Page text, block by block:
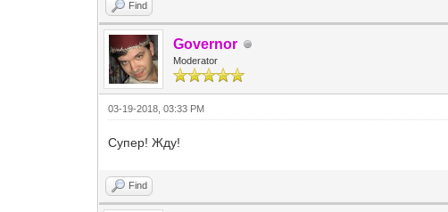
Find
Governor
Moderator
03-19-2018, 03:33 PM
Супер! Жду!
Find